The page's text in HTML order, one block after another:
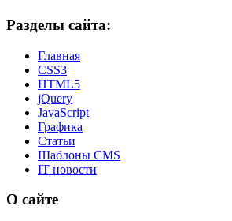
Разделы сайта:
Главная
CSS3
HTML5
jQuery
JavaScript
Графика
Статьи
Шаблоны CMS
IT новости
О сайте